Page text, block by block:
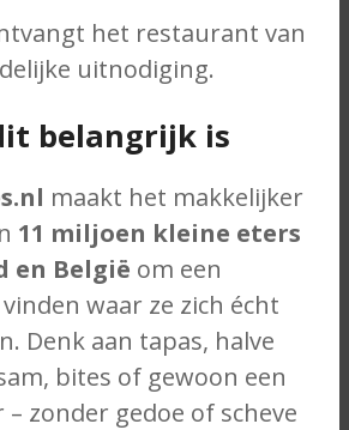
het restaurant van
uitnodiging.
belangrijk is
maakt het makkelijker
11 miljoen kleine eters
en België om een
waar ze zich écht
Denk aan tapas, halve
bites of gewoon een
zonder gedoe of scheve